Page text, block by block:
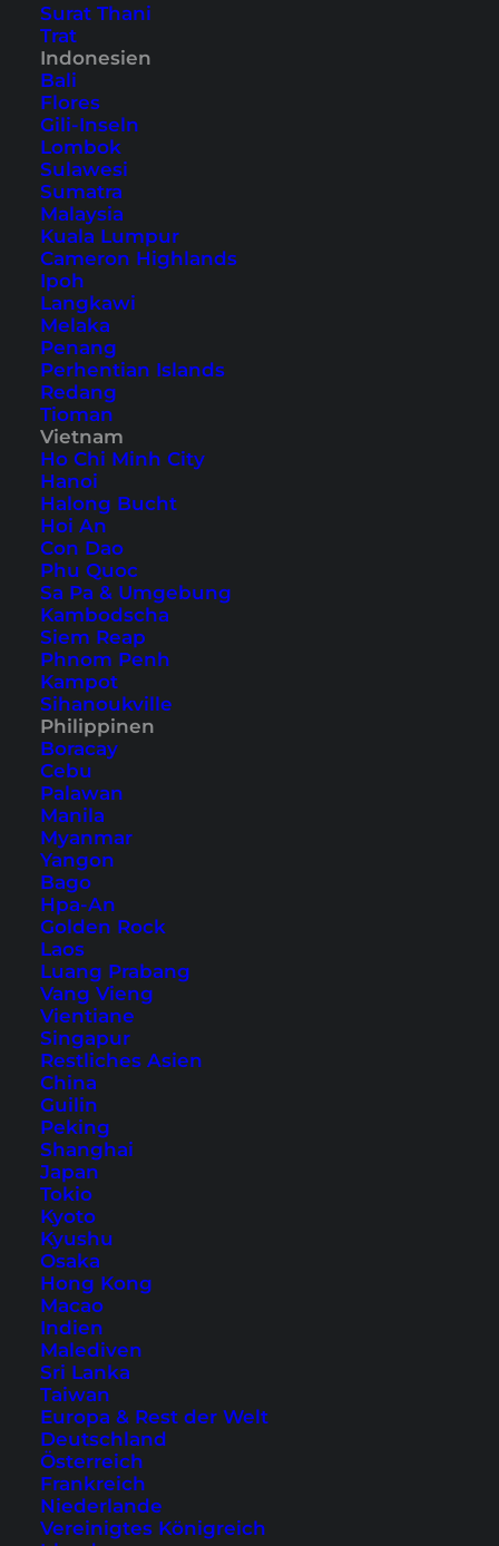
Surat Thani
Trat
Indonesien
Bali
Flores
Gili-Inseln
Lombok
Sulawesi
Sumatra
Malaysia
Kuala Lumpur
Cameron Highlands
Ipoh
Langkawi
Melaka
Penang
Perhentian Islands
Redang
Tioman
Vietnam
Ho Chi Minh City
Hanoi
Halong Bucht
Hoi An
Con Dao
Phu Quoc
Sa Pa & Umgebung
Kambodscha
Siem Reap
Phnom Penh
Kampot
Sihanoukville
Philippinen
Boracay
Cebu
Palawan
Manila
Myanmar
Yangon
Bago
Hpa-An
Golden Rock
Laos
Luang Prabang
Vang Vieng
Vientiane
Singapur
Restliches Asien
China
Guilin
Peking
Shanghai
Japan
Tokio
Kyoto
Kyushu
Osaka
Hong Kong
Macao
Indien
Malediven
Sri Lanka
Taiwan
Europa & Rest der Welt
Deutschland
Österreich
Frankreich
Niederlande
Vereinigtes Königreich
Südostasien
Inhaltsverzeichnis
1. Tauchen und Schnorcheln
2. Surfen
3. Kitesurfen
4. Jetski
5. Boot mieten
6. Kajakfahren
7. Flyboarding
8. Stand-Up-Paddling
9. Parasailing
Von Kajakfahren, z.B. durch versteckte
Mangrovenwälder auf
Tauchgängen in einigen der weltweit
vielfältigsten Korallenriffe – Südostasien ist ein
Paradies für Wassersportler. In diesem Artikel
tauchen wir ein in die faszinierende Welt des
Wassersports in Südostasien und entdecken
gemeinsam, was du vor Ort alles machen
kannst.
1. Tauchen und Schnorcheln
Tauchen und Schnorcheln sind wohl der
Nummer Eins Wassersport in Südostasien. Sie
gehören auch zu den faszinierendsten
Aktivitäten, da du eine komplett neue Welt
unter Wasser kennenlernen kannst. Südostasien
ist weltberühmt für wunderschöne
und eine beeindruckende Vielfalt an
Meereslebewesen
Schildkröten, es gibt eine Menge zu entdecken
von den farbenprächtigen Riffen rund um die
Inseln Indonesiens, über die geheimnisvollen
Schiffswracks in den Gewässern der Philippinen
bis hin zu den beliebten Tauchplätzen Thailands
– Südostasien bietet unzählige Möglichkeiten
für Unterwasserabenteuer.